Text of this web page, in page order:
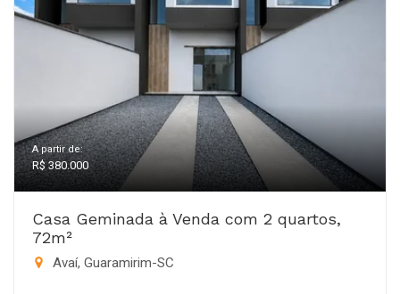
A partir de:
R$ 380.000
Casa Geminada à Venda com 2 quartos,
72m²
Avaí, Guaramirim-SC